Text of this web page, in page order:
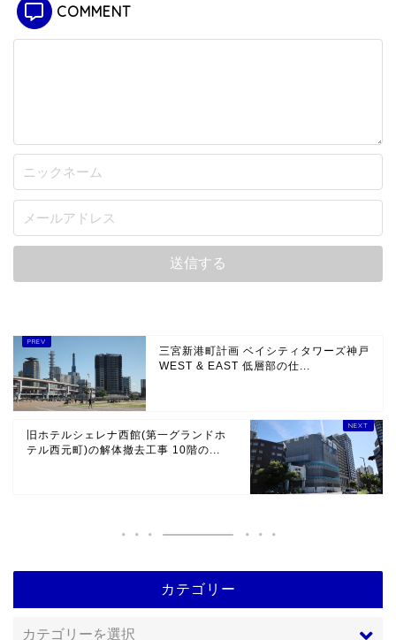
COMMENT
三宮新港町計画 ベイシティタワーズ神戸
WEST & EAST 低層部の仕...
旧ホテルシェレナ西館(第一グランドホ
テル西元町)の解体撤去工事 10階の...
カテゴリー